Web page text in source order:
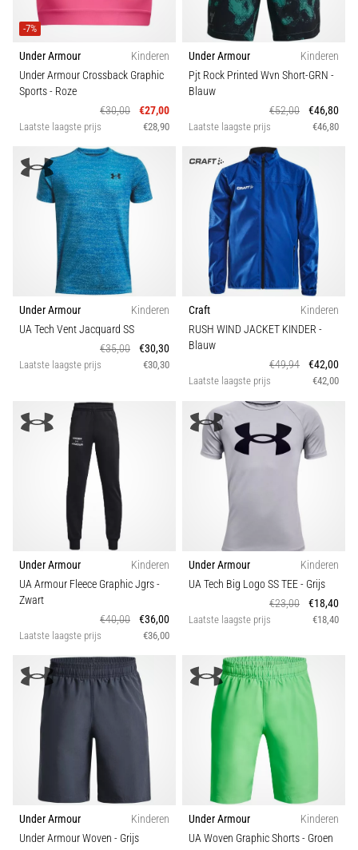
-7%
Under Armour
Kinderen
Under Armour Crossback Graphic
Sports- Roze
€30,00
€27,00
Laatste laagste prijs €28,90
Under Armour
Kinderen
Pjt Rock Printed Wvn Short-GRN -
Blauw
€52,00
€46,80
Laatste laagste prijs €46,80
Under Armour
Kinderen
UA Tech Vent Jacquard SS
€35,00
€30,30
Laatste laagste prijs €30,30
Craft
Kinderen
RUSH WIND JACKET KINDER -
Blauw
€49,94
€42,00
Laatste laagste prijs €42,00
Under Armour
Kinderen
UA Armour Fleece Graphic Jgrs-
Zwart
€40,00
€36,00
Laatste laagste prijs €36,00
Under Armour
Kinderen
UA Tech Big Logo SS TEE- Grijs
€23,00
€18,40
Laatste laagste prijs €18,40
Under Armour
Kinderen
Under Armour Woven - Grijs
Under Armour
Kinderen
UA Woven Graphic Shorts- Groen